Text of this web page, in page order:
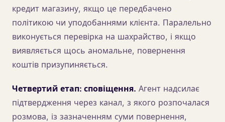
кредит магазину, якщо це передбачено
політикою чи уподобаннями клієнта. Паралельно
виконується перевірка на шахрайство, і якщо
виявляється щось аномальне, повернення
коштів призупиняється.
Четвертий етап: сповіщення. Агент надсилає
підтвердження через канал, з якого розпочалася
розмова, із зазначенням суми повернення,